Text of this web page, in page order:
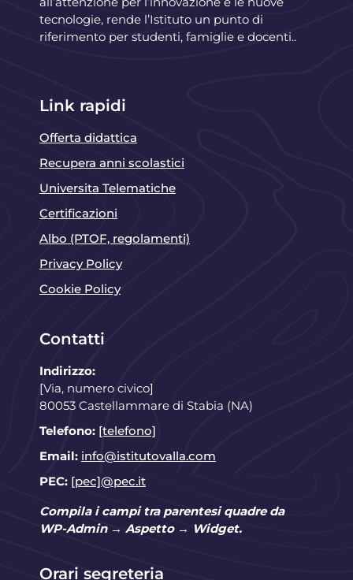
tecnologie, rende l’Istituto un punto di
riferimento per studenti, famiglie e docenti..
Link rapidi
Offerta didattica
Recupera anni scolastici
Universita Telematiche
Certificazioni
Albo (PTOF, regolamenti)
Privacy Policy
Cookie Policy
Contatti
Indirizzo:
[Via, numero civico]
80053 Castellammare di Stabia (NA)
Telefono: [telefono]
Email: info@istitutovalla.com
PEC: [pec]@pec.it
Compila i campi tra parentesi quadre da
WP-Admin → Aspetto → Widget.
Orari segreteria